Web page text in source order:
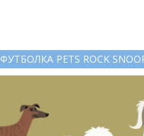
ФУТБОЛКА PETS ROCK